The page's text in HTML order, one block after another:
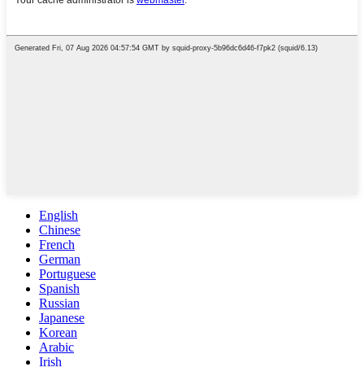
English
Chinese
French
German
Portuguese
Spanish
Russian
Japanese
Korean
Arabic
Irish